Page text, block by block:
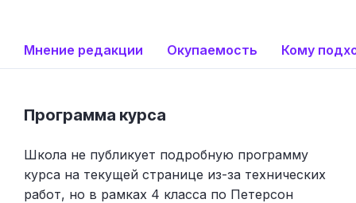
Мнение редакции Окупаемость Кому
Программа курса
Школа не публикует подробную программу
курса на текущей странице из-за технических
работ, но в рамках 4 класса по Петерсон